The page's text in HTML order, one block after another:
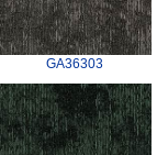
GA36303